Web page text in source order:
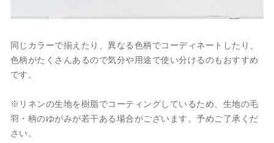
同じカラーで揃えたり、異なる色柄でコーディネートしたり、
色柄がたくさんあるので気分や用途で使い分けるのもおすすめ
です。
※リネンの生地を樹脂でコーティングしているため、生地の毛
羽・柄のゆがみが若干ある場合がございます。予めご了承くだ
さい。